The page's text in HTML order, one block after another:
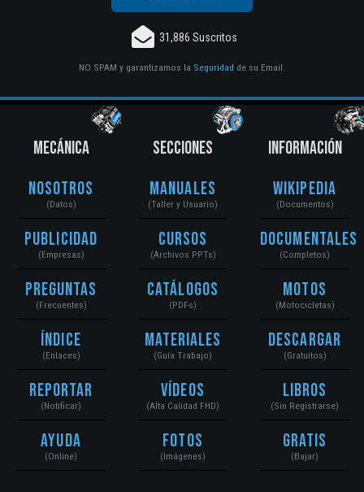
31,886 Suscritos
NO SPAM y garantizamos la Seguridad de su Email.
MECÁNICA
Nosotros
(Datos)
Publicidad
(Empresas)
Preguntas
(Frecuentes)
Índice
(Enlaces)
Reportar
(Notificar)
Ayuda
(Online)
SECCIONES
Manuales
(Taller y Usuario)
Cursos
(Archivos PPTs)
Catálogos
(PDFs)
Materiales
(Guía Trabajo)
Vídeos
(Alta Calidad FHD)
Fotos
(Imágenes)
INFORMACIÓN
Wikipedia
(Documentos)
Documentales
(Completos)
Motos
(Motocicletas)
Descargar
(Gratuitos)
Libros
(Sin Registrarse)
Gratis
(Bajar)